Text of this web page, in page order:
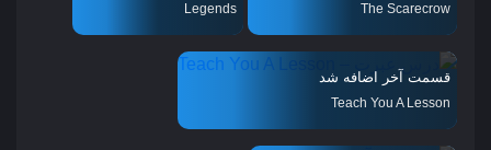
The Scarecrow
Legends
قسمت آخر اضافه شد
Teach You A Lesson